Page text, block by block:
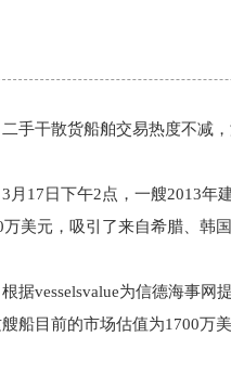
二手干散货船舶交易热度不减
3月17日下午2点，一艘2013年
万美元，吸引了来自希腊、韩
根据vesselsvalue为信德海事网
船目前的市场估值为1700万美